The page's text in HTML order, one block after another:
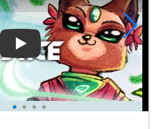
Play Video: Lunistice